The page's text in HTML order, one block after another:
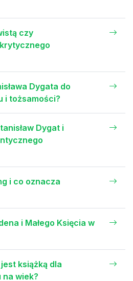
czy
Dygata do
i tożsamości?
Dygat i
i co oznacza
i Małego Księcia w
książką dla
na wiek?